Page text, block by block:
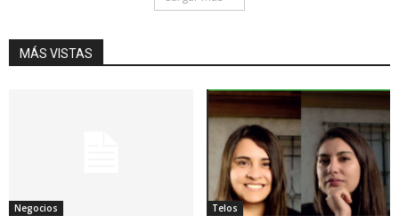
MÁS VISTAS
Negocios Telos